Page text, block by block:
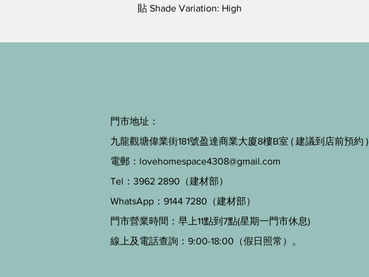
貼 Shade Variation: High
門市地址：
九龍觀塘偉業街181號盈達商業大廈8樓B室 ( 建議到店前預約 )
電郵： lovehomespace4308@gmail.com
Tel：3962 2890（建材部）
WhatsApp：9144 7280（建材部）
門市營業時間：早上11點到7點(星期一門市休息)
線上及電話查詢：9:00-18:00（假日照常）。